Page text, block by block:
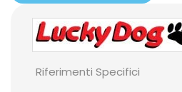
Riferimenti Specifici